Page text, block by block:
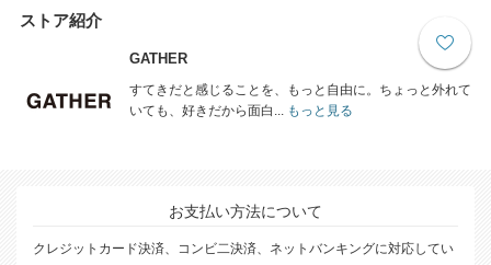
ストア紹介
GATHER
すてきだと感じることを、もっと自由に。ちょっと外れて
いても、好きだから面白...もっと見る
お支払い方法について
クレジットカード決済、コンビ二決済、ネットバンキングに対応してい